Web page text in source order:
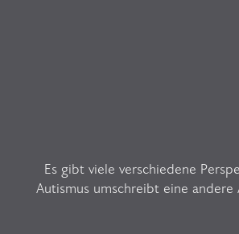
Es gibt viele verschiedene
Autismus umschreibt eine